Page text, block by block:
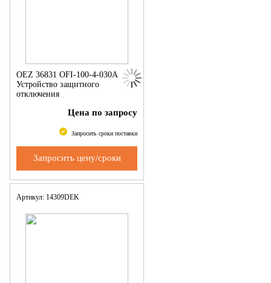
OEZ 36831 OFI-100-4-030A
Устройство защитного
отключения
Цена по запросу
Запросить сроки поставки
Запросить цену/сроки
Артикул: 14309DEK